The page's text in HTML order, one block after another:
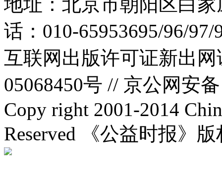
话：010-65953695/96/
互联网出版许可证新出
05068450号 // 京公网安
Copy right 2001-2014
Reserved 《公益时报》